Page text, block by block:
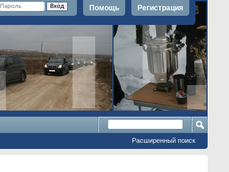
Регистрация
Помощь
Расширенный поиск